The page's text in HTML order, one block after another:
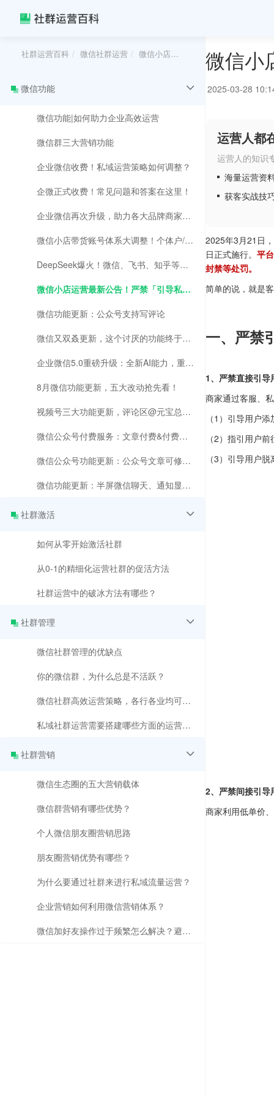
社群运营百科 微信社群运营 微信小店运营最新公告！严禁「引导私下交易」行为！
微信功能
微信功能|如何助力企业高效运营
微信群三大营销功能
企业微信收费！私域运营策略如何调整？
企微正式收费！常见问题和答案在这里！
企业微信再次升级，助力各大品牌商家私域运营更加精细化
微信小店带货账号体系大调整！个体户/企业运营必看！
DeepSeek爆火！微信、飞书、知乎等多平台官宣接入DeepSeek！
微信小店运营最新公告！严禁「引导私下交易」行为！
微信功能更新：公众号支持写评论
微信又双叒更新，这个讨厌的功能终于优化了！
企业微信5.0重磅升级：全新AI能力，重塑办公+运营效率
8月微信功能更新，五大改动抢先看！
视频号三大功能更新，评论区@元宝总结、评论文转图、直播倍速播放全面来袭！
微信公众号付费服务：文章付费&付费加热，有效提升内容变现与点击！
微信公众号功能更新：公众号文章可修改3次，视频号与公众号入口合并
微信功能更新：半屏微信聊天、通知显示头像、公众号拉黑升级、视频号主页优化
社群激活
如何从零开始激活社群
从0-1的精细化运营社群的促活方法
社群运营中的破冰方法有哪些？
社群管理
微信社群管理的优缺点
你的微信群，为什么总是不活跃？
微信社群高效运营策略，各行各业均可适用！
私域社群运营需要搭建哪些方面的运营体系？
社群营销
微信生态圈的五大营销载体
微信群营销有哪些优势？
个人微信朋友圈营销思路
朋友圈营销优势有哪些？
为什么要通过社群来进行私域流量运营？
企业营销如何利用微信营销体系？
微信加好友操作过于频繁怎么解决？避坑指南来了
微信小
2025-03-28
运营人都
运营人的知识
海量运营资
获客实战技
2025年3月21日
日正式施行。 平
封禁等处罚。
简单的说，就是
一、严禁
1、严禁直接引导
商家通过客服、
（1）引导用户
（2）指引用户
（3）引导用户
2、严禁间接引导
商家利用低单价